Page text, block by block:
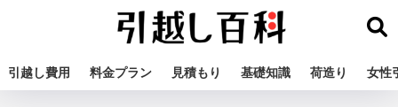
引越し費用 料金プラン 見積もり 基礎知識 荷造り 女性